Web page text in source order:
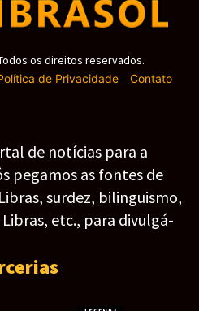
os direitos reservados.
de Privacidade- Contato
de notícias para a
pegamos as fontes de
surdez, bilinguismo,
etc., para divulgá-